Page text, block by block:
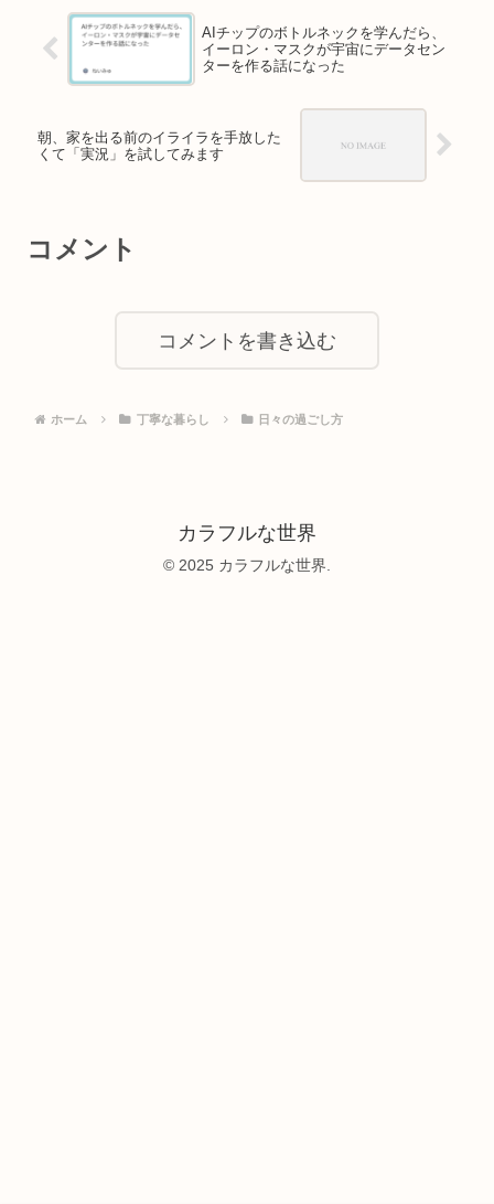
AIチップのボトルネックを学んだら、
イーロン・マスクが宇宙にデータセン
ターを作る話になった
朝、家を出る前のイライラを手放した
くて「実況」を試してみます
コメント
コメントを書き込む
ホーム 丁寧な暮らし 日々の過ごし方
カラフルな世界
© 2025 カラフルな世界.